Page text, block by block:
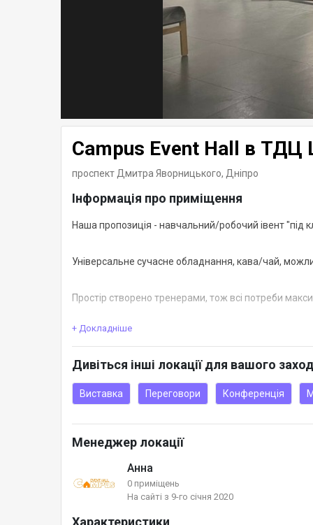
Campus Event Hall в ТДЦ
проспект Дмитра Яворницького, Дніпро
Інформація про приміщення
Наша пропозиція - навчальний/робочий івент "під
Універсальне сучасне обладнання, кава/чай,
Простір створено тренерами, тож всі потреби
Ідеально для корпоративних або навчальних
Зручне розташування: ТДЦ Lux, поблизу театра
+ Докладніше
Дивіться інші локації для вашого
Виставка Переговори Конференція
Менеджер локації
Анна
0 приміщень
На сайті з 9-го січня 2020
Характеристики